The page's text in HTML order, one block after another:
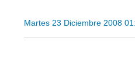
Martes 23 Diciembre 2008